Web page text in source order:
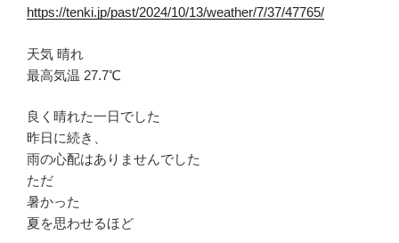
https://tenki.jp/past/2024/10/13/weather/7/37/47765/
天気 晴れ
最高気温 27.7℃
良く晴れた一日でした
昨日に続き、
雨の心配はありませんでした
ただ
暑かった
夏を思わせるほど